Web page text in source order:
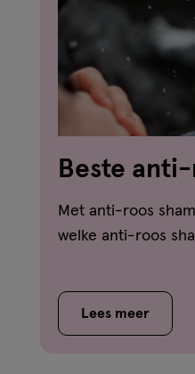
Beste
vergelijker!
Met anti-roos
welke anti-roos
Lees meer